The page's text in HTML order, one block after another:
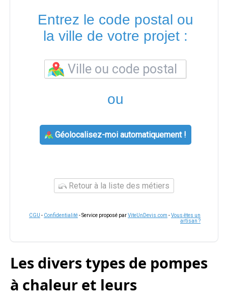
Entrez le code postal ou
la ville de votre projet :
ou
Géolocalisez-moi automatiquement !
Retour à la liste des métiers
CGU - Confidentialité- Service proposé parViteUnDevis.com -Vous êtes un
artisan ?
Les divers types de pompes
à chaleur et leurs